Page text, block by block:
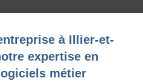
à Illier-et-
expertise en
métier